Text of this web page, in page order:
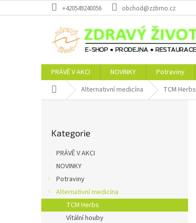
na
+420549240056 obchod@zzbrno.cz
PRÁVĚ V AKCI NOVINKY Potraviny
Domů Alternativní medicína TCM Herbs
a
kategorie
Kategorie
PRÁVĚ V AKCI
NOVINKY
Potraviny
Alternativní medicína
TCM Herbs
Vítální houby